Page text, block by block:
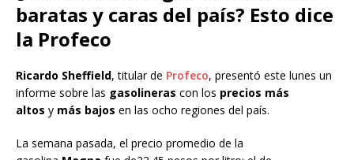
baratas y caras del país? Esto dice
la Profeco
Ricardo Sheffield, titular de Profeco, presentó este lunes un
informe sobre las gasolineras con los precios más
altos y más bajos en las ocho regiones del país.
La semana pasada, el precio promedio de la